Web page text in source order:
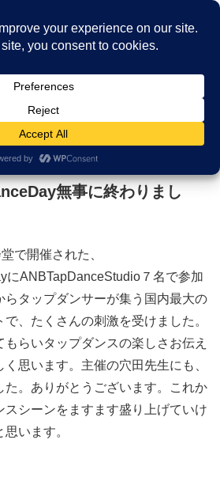
ス教室
無事に終わりまし
で開催された、
にANBTapDanceStudio７名で参加
らタップダンサーが集う国内最大の
、たくさんの刺激を受けました。
もらいタップダンスの楽しさお伝え
思います。主催の穴田先生にも、
た。ありがとうございます。これか
スシーンをますます盛り上げていけ
います。
検索